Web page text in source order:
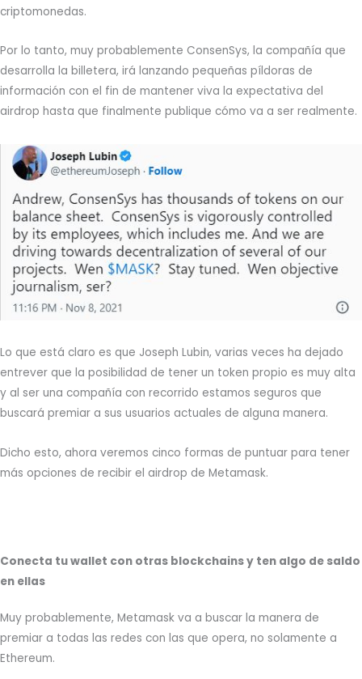
criptomonedas.
Por lo tanto, muy probablemente ConsenSys, la compañía que
desarrolla la billetera, irá lanzando pequeñas píldoras de
información con el fin de mantener viva la expectativa del
airdrop hasta que finalmente publique cómo va a ser realmente.
Lo que está claro es que Joseph Lubin, varias veces ha dejado
entrever que la posibilidad de tener un token propio es muy alta
y al ser una compañía con recorrido estamos seguros que
buscará premiar a sus usuarios actuales de alguna manera.
Dicho esto, ahora veremos cinco formas de puntuar para tener
más opciones de recibir el airdrop de Metamask.
Conecta tu wallet con otras blockchains y ten algo de saldo
en ellas
Muy probablemente, Metamask va a buscar la manera de
premiar a todas las redes con las que opera, no solamente a
Ethereum.